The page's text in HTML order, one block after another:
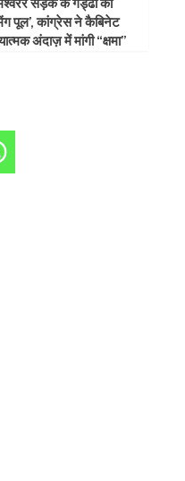
सड़क के गड्ढों को
पूल’, कांग्रेस ने कैबिनेट
अंदाज़ में मांगी “क्षमा”